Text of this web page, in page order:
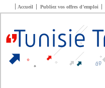
Accueil Publiez vos offres d’emploi